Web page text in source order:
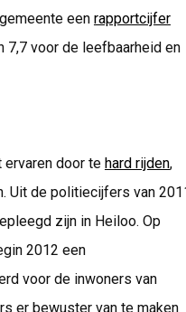
een rapportcijfer
7,7 voor de leefbaarheid en
door te hard rijden,
Uit de politiecijfers van
zijn in Heiloo. Op
2012 een
voor de inwoners van
er bewuster van te maken